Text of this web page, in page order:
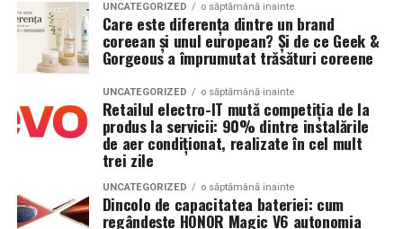
UNCATEGORIZED o săptămână inainte
Care este diferența dintre un brand
coreean și unul european? Și de ce Geek &
Gorgeous a împrumutat trăsături coreene
UNCATEGORIZED o săptămână inainte
Retailul electro-IT mută competiția de la
produs la servicii: 90% dintre instalările
de aer condiționat, realizate în cel mult
trei zile
UNCATEGORIZED o săptămână inainte
Dincolo de capacitatea bateriei: cum
regândește HONOR Magic V6 autonomia